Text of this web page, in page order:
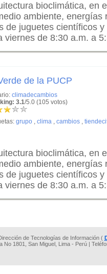
bioclimática, en
ambiente, energías
de juguetes científicos
viernes de 8:30 a.m. a
de la PUCP
climadecambios
3.1/5.0 (105 votos)
grupo , clima , cambios ,
bioclimática, en
ambiente, energías
de juguetes científicos
viernes de 8:30 a.m. a
de Tecnologías de Información (
No 1801, San Miguel, Lima - Perú |